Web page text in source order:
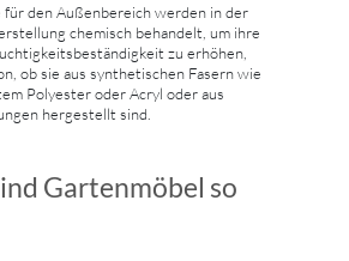
den Außenbereich werden in der
chemisch behandelt, um ihre
zu erhöhen,
ob sie aus synthetischen Fasern wie
Polyester oder Acryl oder aus
hergestellt sind.
Gartenmöbel so